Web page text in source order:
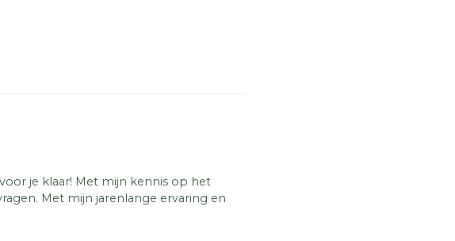
je klaar! Met mijn kennis op het
Met mijn jarenlange ervaring en